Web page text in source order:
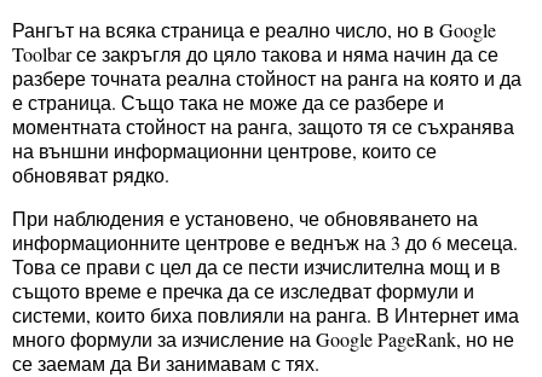
Рангът на всяка страница е реално число, но в Google
Toolbar се закръгля до цяло такова и няма начин да се
разбере точната реална стойност на ранга на която и да
е страница. Също така не може да се разбере и
моментната стойност на ранга, защото тя се съхранява
на външни информационни центрове, които се
обновяват рядко.
При наблюдения е установено, че обновяването на
информационните центрове е веднъж на 3 до 6 месеца.
Това се прави с цел да се пести изчислителна мощ и в
същото време е пречка да се изследват формули и
системи, които биха повлияли на ранга. В Интернет има
много формули за изчисление на Google PageRank, но не
се заемам да Ви занимавам с тях.